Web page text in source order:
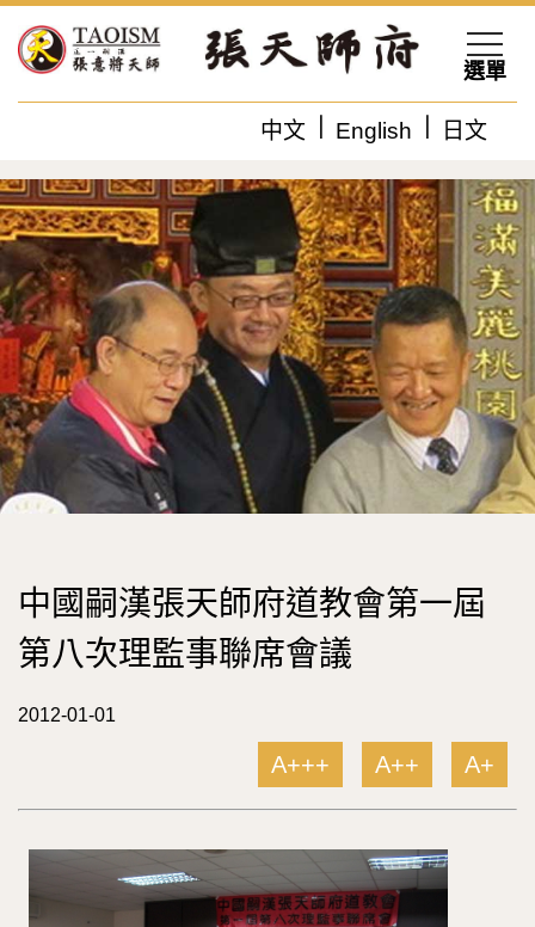
中文 English 日文
選單
中國嗣漢張天師府道教會第一屆
第八次理監事聯席會議
2012-01-01
A+++ A++ A+